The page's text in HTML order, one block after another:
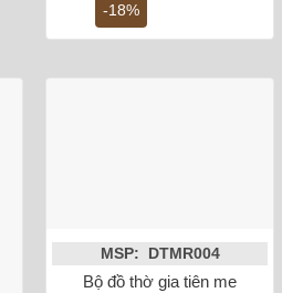
-18%
MSP: DTMR004
Bộ đồ thờ gia tiên men rạn